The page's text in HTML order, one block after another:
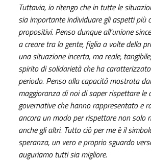
Tuttavia, io ritengo che in tutte le
sia importante individuare gli aspetti più
propositivi. Penso dunque all'unione
a creare tra la gente, figlia a volte della
una situazione incerta, ma reale,
spirito di solidarietà che ha
periodo. Penso alla capacità mostrata
maggioranza di noi di saper rispettare le
governative che hanno rappresentato e
ancora un modo per rispettare non solo
anche gli altri. Tutto ciò per me è il
speranza, un vero e proprio sguardo
auguriamo tutti sia migliore.